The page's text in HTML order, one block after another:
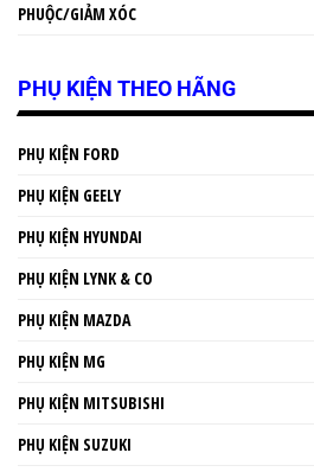
PHUỘC/GIẢM XÓC
PHỤ KIỆN THEO HÃNG
PHỤ KIỆN FORD
PHỤ KIỆN GEELY
PHỤ KIỆN HYUNDAI
PHỤ KIỆN LYNK & CO
PHỤ KIỆN MAZDA
PHỤ KIỆN MG
PHỤ KIỆN MITSUBISHI
PHỤ KIỆN SUZUKI